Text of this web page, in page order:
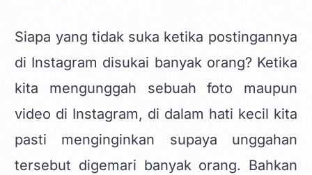
Siapa yang tidak suka ketika postingannya
di Instagram disukai banyak orang? Ketika
kita mengunggah sebuah foto maupun
video di Instagram, di dalam hati kecil kita
pasti menginginkan supaya unggahan
tersebut digemari banyak orang. Bahkan